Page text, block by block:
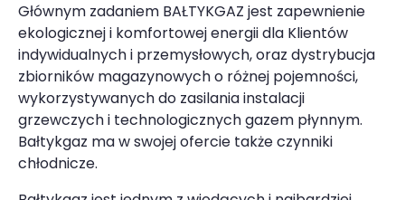
Głównym zadaniem BAŁTYKGAZ jest zapewnienie
ekologicznej i komfortowej energii dla Klientów
indywidualnych i przemysłowych, oraz dystrybucja
zbiorników magazynowych o różnej pojemności,
wykorzystywanych do zasilania instalacji
grzewczych i technologicznych gazem płynnym.
Bałtykgaz ma w swojej ofercie także czynniki
chłodnicze.